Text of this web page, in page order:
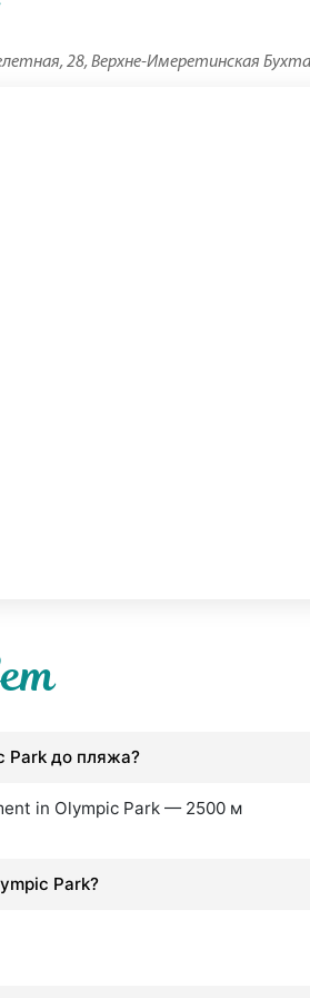
28, Верхне-Имеретинская Бухта
Park до пляжа?
in Olympic Park — 2500 м
Park?